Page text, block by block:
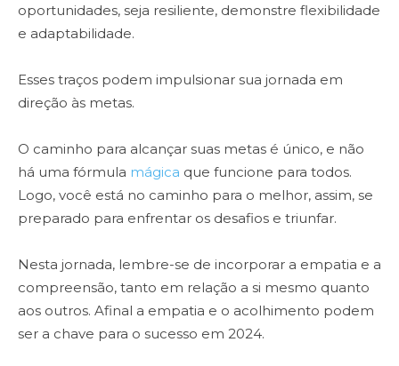
oportunidades, seja resiliente, demonstre flexibilidade
e adaptabilidade.
Esses traços podem impulsionar sua jornada em
direção às metas.
O caminho para alcançar suas metas é único, e não
há uma fórmula mágica que funcione para todos.
Logo, você está no caminho para o melhor, assim, se
preparado para enfrentar os desafios e triunfar.
Nesta jornada, lembre-se de incorporar a empatia e a
compreensão, tanto em relação a si mesmo quanto
aos outros. Afinal a empatia e o acolhimento podem
ser a chave para o sucesso em 2024.